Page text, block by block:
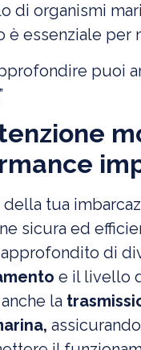
di organismi
è essenziale per
puoi
”
della tua
sicura ed
di
e il livello
la
,